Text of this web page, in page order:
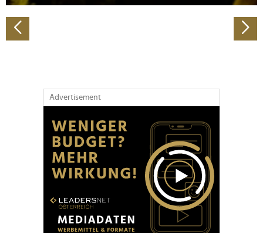
Verwendung unserer Website an unsere Partner für
soziale Medien, Werbung und Analysen weiter. Unsere
Partner führen diese Informationen möglicherweise mit
Advertisement